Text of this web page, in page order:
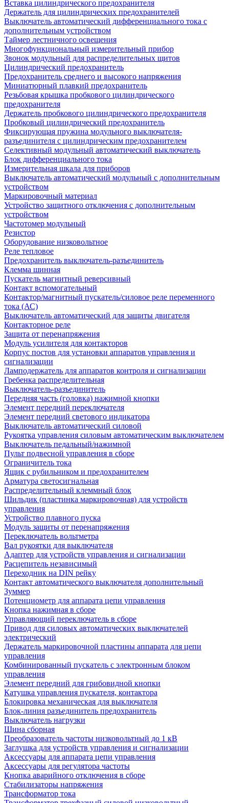
Вставка цилиндрического предохранителя
Держатель для цилиндрических предохранителей
Выключатель автоматический дифференциального тока с
дополнительным устройством
Таймер лестничного освещения
Многофункциональный измерительный прибор
Звонок модульный для распределительных щитов
Цилиндрический предохранитель
Предохранитель среднего и высокого напряжения
Миниатюрный плавкий предохранитель
Резьбовая крышка пробкового цилиндрического
предохранителя
Держатель пробкового цилиндрического предохранителя
Пробковый цилиндрический предохранитель
Фиксирующая пружина модульного выключателя-
разъединителя с цилиндрическим предохранителем
Селективный модульный автоматический выключатель
Блок дифференциального тока
Измерительная шкала для приборов
Выключатель автоматический модульный с дополнительным
устройством
Маркировочный материал
Устройство защитного отключения с дополнительным
устройством
Частотомер модульный
Резистор
Оборудование низковольтное
Реле тепловое
Предохранитель выключатель-разъединитель
Клемма шинная
Пускатель магнитный реверсивный
Контакт вспомогательный
Контактор/магнитный пускатель/силовое реле переменного
тока (АС)
Выключатель автоматический для защиты двигателя
Контакторное реле
Защита от перенапряжения
Модуль усилителя для контакторов
Корпус постов для установки аппаратов управления и
сигнализации
Ламподержатель для аппаратов контроля и сигнализации
Гребенка распределительная
Выключатель-разъединитель
Передняя часть (головка) нажимной кнопки
Элемент передний переключателя
Элемент передний светового индикатора
Выключатель автоматический силовой
Рукоятка управления силовым автоматическим выключателем
Выключатель педальный/нажимной
Пульт подвесной управления в сборе
Ограничитель тока
Ящик с рубильником и предохранителем
Арматура светосигнальная
Распределительный клеммный блок
Шильдик (пластинка маркировочная) для устройств
управления
Устройство плавного пуска
Модуль защиты от перенапряжения
Переключатель вольтметра
Вал рукоятки для выключателя
Адаптер для устройств управления и сигнализации
Расцепитель независимый
Переходник на DIN рейку
Контакт автоматического выключателя дополнительный
Зуммер
Потенциометр для аппарата цепи управления
Кнопка нажимная в сборе
Управляющий переключатель в сборе
Привод для силовых автоматических выключателей
электрический
Держатель маркировочной пластины аппарата для цепи
управления
Комбинированный пускатель с электронным блоком
управления
Элемент передний для грибовидной кнопки
Катушка управления пускателя, контактора
Блокировка механическая для выключателя
Блок-линия разъединитель предохранитель
Выключатель нагрузки
Шина сборная
Преобразователь частоты низковольтный до 1 кВ
Заглушка для устройств управления и сигнализации
Аксессуары для аппарата цепи управления
Аксессуары для регулятора частоты
Кнопка аварийного отключения в сборе
Стабилизаторы напряжения
Трансформатор тока